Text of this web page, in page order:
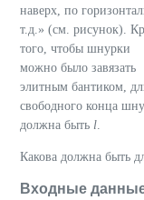
наверх, по
т.д.» (см. рисунок).
того, чтобы шнурки
можно было завязать
элитным бантиком,
свободного конца
должна быть l.
Какова должна быть
Входные